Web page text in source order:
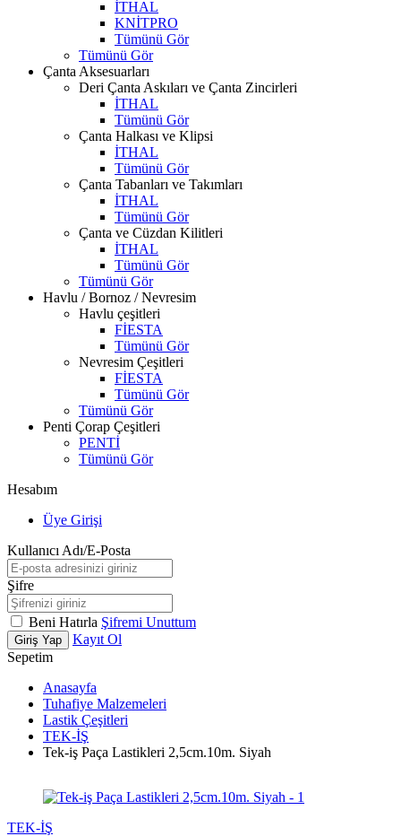
İTHAL
KNİTPRO
Tümünü Gör
Tümünü Gör
Çanta Aksesuarları
Deri Çanta Askıları ve Çanta Zincirleri
İTHAL
Tümünü Gör
Çanta Halkası ve Klipsi
İTHAL
Tümünü Gör
Çanta Tabanları ve Takımları
İTHAL
Tümünü Gör
Çanta ve Cüzdan Kilitleri
İTHAL
Tümünü Gör
Tümünü Gör
Havlu / Bornoz / Nevresim
Havlu çeşitleri
FİESTA
Tümünü Gör
Nevresim Çeşitleri
FİESTA
Tümünü Gör
Tümünü Gör
Penti Çorap Çeşitleri
PENTİ
Tümünü Gör
Hesabım
Üye Girişi
Kullanıcı Adı/E-Posta
Şifre
Beni Hatırla Şifremi Unuttum
Giriş Yap
Kayıt Ol
Sepetim
Anasayfa
Tuhafiye Malzemeleri
Lastik Çeşitleri
TEK-İŞ
Tek-iş Paça Lastikleri 2,5cm.10m. Siyah
TEK-İŞ